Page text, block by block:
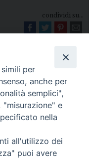
condividi su...
Venosa
(PZ) •
per
anche per
semplici",
"misurazione" e
nella
all'utilizzo dei
puoi avere